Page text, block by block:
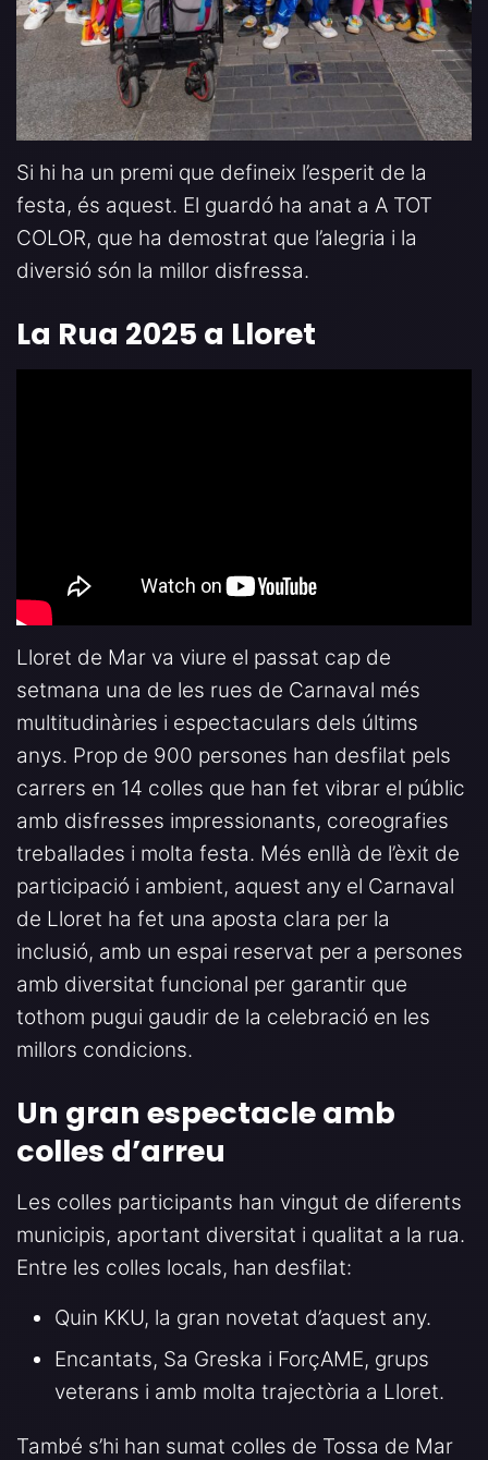
Si hi ha un premi que defineix l’esperit de la
festa, és aquest. El guardó ha anat a A TOT
COLOR, que ha demostrat que l’alegria i la
diversió són la millor disfressa.
La Rua 2025 a Lloret
Lloret de Mar va viure el passat cap de
setmana una de les rues de Carnaval més
multitudinàries i espectaculars dels últims
anys. Prop de 900 persones han desfilat pels
carrers en 14 colles que han fet vibrar el públic
amb disfresses impressionants, coreografies
treballades i molta festa. Més enllà de l’èxit de
participació i ambient, aquest any el Carnaval
de Lloret ha fet una aposta clara per la
inclusió, amb un espai reservat per a persones
amb diversitat funcional per garantir que
tothom pugui gaudir de la celebració en les
millors condicions.
Un gran espectacle amb
colles d’arreu
Les colles participants han vingut de diferents
municipis, aportant diversitat i qualitat a la rua.
Entre les colles locals, han desfilat:
Quin KKU, la gran novetat d’aquest any.
Encantats, Sa Greska i ForçAME, grups
veterans i amb molta trajectòria a Lloret.
També s’hi han sumat colles de Tossa de Mar